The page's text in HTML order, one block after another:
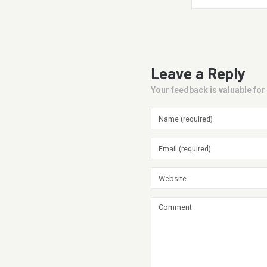
Leave a Reply
Your feedback is valuable